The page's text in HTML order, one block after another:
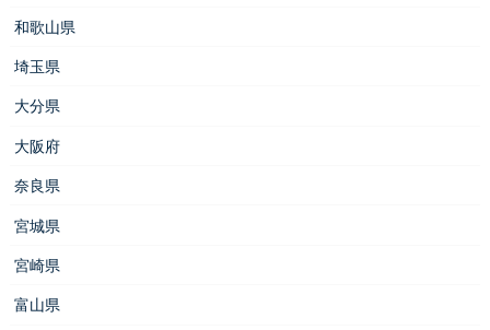
和歌山県
埼玉県
大分県
大阪府
奈良県
宮城県
宮崎県
富山県